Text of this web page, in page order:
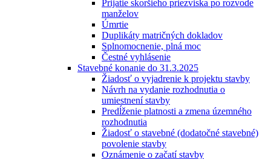
Prijatie skoršieho priezviska po rozvode
manželov
Úmrtie
Duplikáty matričných dokladov
Splnomocnenie, plná moc
Čestné vyhlásenie
Stavebné konanie do 31.3.2025
Žiadosť o vyjadrenie k projektu stavby
Návrh na vydanie rozhodnutia o
umiestnení stavby
Predĺženie platnosti a zmena územného
rozhodnutia
Žiadosť o stavebné (dodatočné stavebné)
povolenie stavby
Oznámenie o začatí stavby